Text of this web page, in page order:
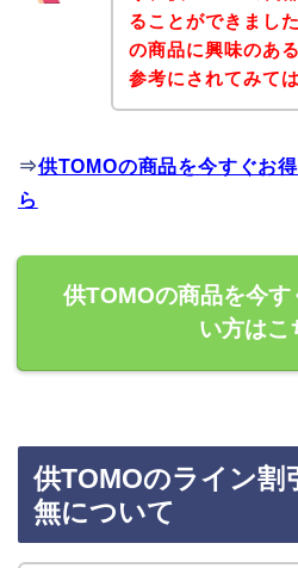
ることができまし
の商品に興味のあ
参考にされてみて
⇒供TOMOの商品を今すぐお
ら
供TOMOの商品を今す
い方はこ
供TOMOのライン割
無について